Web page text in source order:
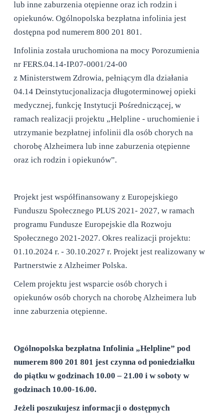
lub inne zaburzenia otępienne oraz ich rodzin i
opiekunów. Ogólnopolska bezpłatna infolinia jest
dostępna pod numerem 800 201 801.
Infolinia została uruchomiona na mocy Porozumienia
nr FERS.04.14-IP.07-0001/24-00
z Ministerstwem Zdrowia, pełniącym dla działania
04.14 Deinstytucjonalizacja długoterminowej opieki
medycznej, funkcję Instytucji Pośredniczącej, w
ramach realizacji projektu „Helpline - uruchomienie i
utrzymanie bezpłatnej infolinii dla osób chorych na
chorobę Alzheimera lub inne zaburzenia otępienne
oraz ich rodzin i opiekunów”.
Projekt jest współfinansowany z Europejskiego
Funduszu Społecznego PLUS 2021- 2027, w ramach
programu Fundusze Europejskie dla Rozwoju
Społecznego 2021-2027. Okres realizacji projektu:
01.10.2024 r. - 30.10.2027 r. Projekt jest realizowany w
Partnerstwie z Alzheimer Polska.
Celem projektu jest wsparcie osób chorych i
opiekunów osób chorych na chorobę Alzheimera lub
inne zaburzenia otępienne.
Ogólnopolska bezpłatna Infolinia „Helpline” pod
numerem 800 201 801 jest czynna od poniedziałku
do piątku w godzinach 10.00 – 21.00 i w soboty w
godzinach 10.00-16.00.
Jeżeli poszukujesz informacji o dostępnych